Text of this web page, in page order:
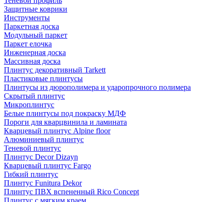
Защитные коврики
Инструменты
Паркетная доска
Модульный паркет
Паркет елочка
Инженерная доска
Массивная доска
Плинтус декоративный Tarkett
Пластиковые плинтусы
Плинтусы из дюрополимера и ударопрочного полимера
Скрытый плинтус
Микроплинтус
Белые плинтусы под покраску МДФ
Пороги для кварцвинила и ламината
Кварцевый плинтус Alpine floor
Алюминиевый плинтус
Теневой плинтус
Плинтус Decor Dizayn
Кварцевый плинтус Fargo
Гибкий плинтус
Плинтус Funitura Dekor
Плинтус ПВХ вспененный Rico Concept
Плинтус с мягким краем